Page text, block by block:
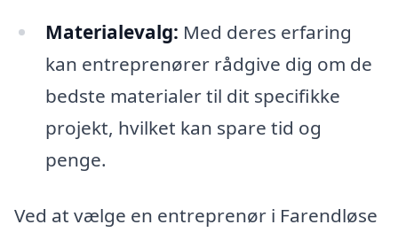
Materialevalg: Med deres erfaring
kan entreprenører rådgive dig om de
bedste materialer til dit specifikke
projekt, hvilket kan spare tid og
penge.
Ved at vælge en entreprenør i Farendløse